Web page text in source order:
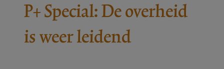
P+ Special: De overheid
is weer leidend